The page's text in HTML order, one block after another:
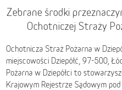
Zebrane środki
Ochotniczej Straży
Ochotnicza Straż Pożarna w
miejscowości Dziepółć, 97-500,
Pożarna w Dziepółci to
Krajowym Rejestrze Sądowym